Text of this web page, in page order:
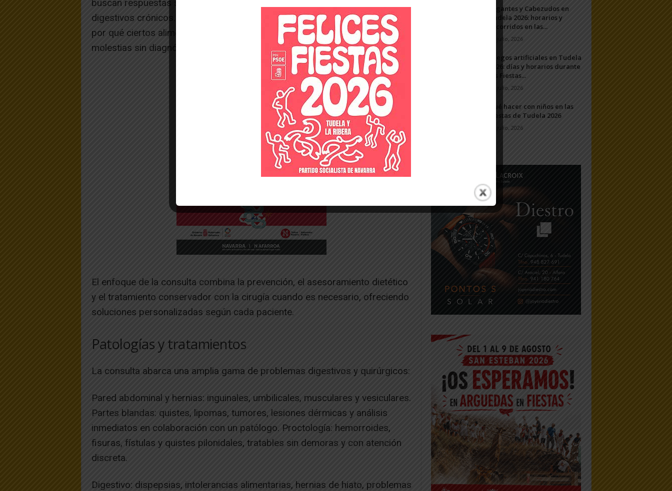
buscan respuestas sobre lactosa, gluten, probióticos o problemas
digestivos crónicos. La gente quiere entender por qué se siente hinchada,
por qué ciertos alimentos no le sientan bien o por qué lleva años con
molestias sin diagnóstico claro”, explica.
El enfoque de la consulta combina la prevención, el asesoramiento dietético
y el tratamiento conservador con la cirugía cuando es necesario, ofreciendo
soluciones personalizadas según cada paciente.
Patologías y tratamientos
La consulta abarca una amplia gama de problemas digestivos y quirúrgicos:
Pared abdominal y hernias: inguinales, umbilicales, musculares y vesiculares.
Partes blandas: quistes, lipomas, tumores, lesiones dérmicas y análisis
inmediatos en colaboración con un patólogo. Proctología: hemorroides,
fisuras, fístulas y quistes pilonidales, tratables sin demoras y con atención
discreta.
Digestivo: dispepsias, intolerancias alimentarias, hernias de hiato, problemas
Gigantes y Cabezudos en
Tudela 2026: horarios y
recorridos en las...
25 julio, 2026
Fuegos artificiales en Tudela
2026: días y horarios durante
las Fiestas...
24 julio, 2026
Qué hacer con niños en las
Fiestas de Tudela 2026
23 julio, 2026